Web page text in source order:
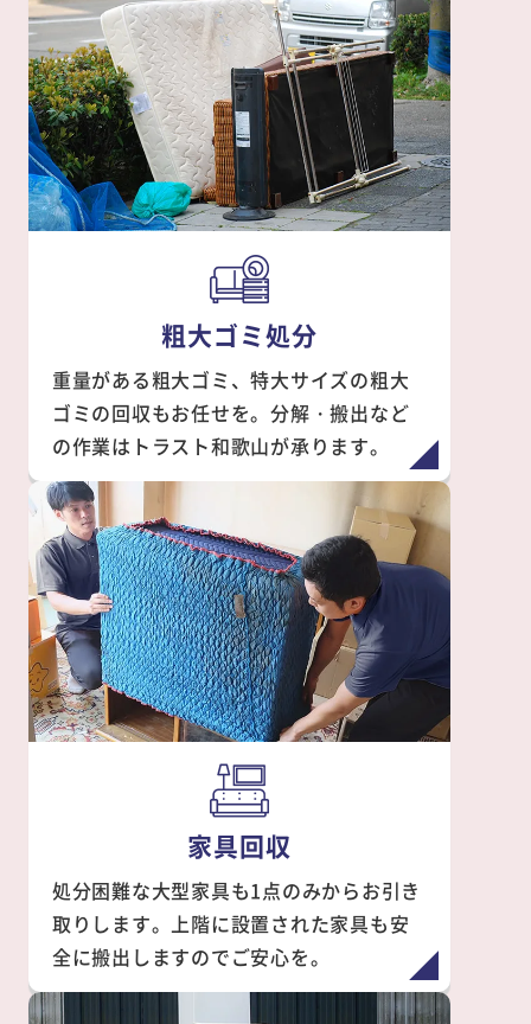
粗大ゴミ処分
重量がある粗大ゴミ、特大サイズの粗大
ゴミの回収もお任せを。分解・搬出など
の作業はトラスト和歌山が承ります。
家具回収
処分困難な大型家具も1点のみからお引き
取りします。上階に設置された家具も安
全に搬出しますのでご安心を。